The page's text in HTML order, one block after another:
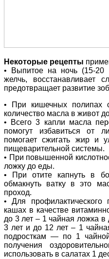
Некоторые рецепты
• Выпитое на ночь (15-20
желчь, восстанавливает
предотвращает развитие
• При кишечных полипах
количество масла в живот
• Всего 3 капли масла
помогут избавиться от
помогает сжигать жир и
пищеварительной системы.
• При повышенной
ложку до еды.
• При отите капнуть в
обмакнуть ватку в это
проход.
• Для
кашах в качестве
до 3 лет – 1 чайная ложка
3 лет и до 12 лет – 1
подросткам — по 1
получения
использовать в салатах 1